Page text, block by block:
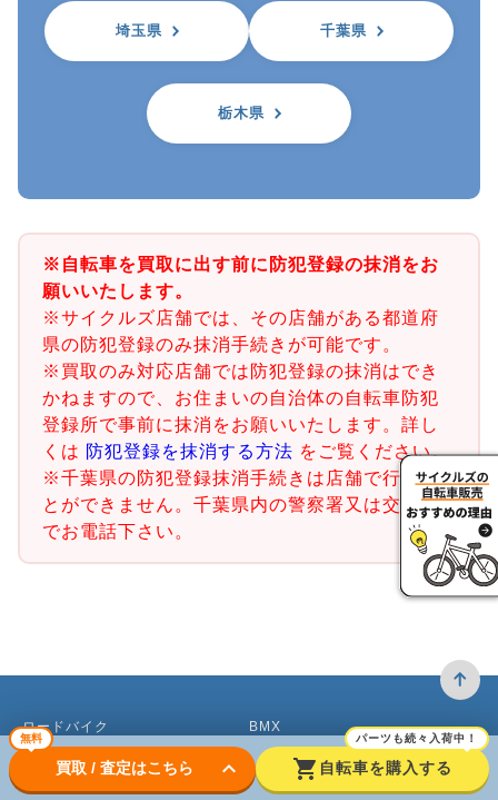
埼玉県 千葉県
栃木県
※自転車を買取に出す前に防犯登録の抹消をお
願いいたします。
※サイクルズ店舗では、その店舗がある都道府
県の防犯登録のみ抹消手続きが可能です。
※買取のみ対応店舗では防犯登録の抹消はでき
かねますので、お住まいの自治体の自転車防犯
登録所で事前に抹消をお願いいたします。詳し
くは 防犯登録を抹消する方法 をご覧ください。
※千葉県の防犯登録抹消手続きは店舗で行うこ
とができません。千葉県内の警察署又は交番ま
でお電話下さい。
無料
買取 / 査定はこちら keyboard_arrow_down shopping_cart
パーツも続々入荷中！
自転車を購入する
ロードバイク
クロスバイク買取
BMX
ピストバイク